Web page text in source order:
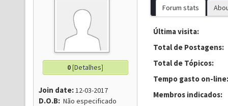
0[Detalhes]
Join date:12-03-2017
D.O.B: Não especificado
Forum stats
Última visita:
Total de Postagens:
Total de Tópicos:
Tempo gasto on-line:
Membros indicados: